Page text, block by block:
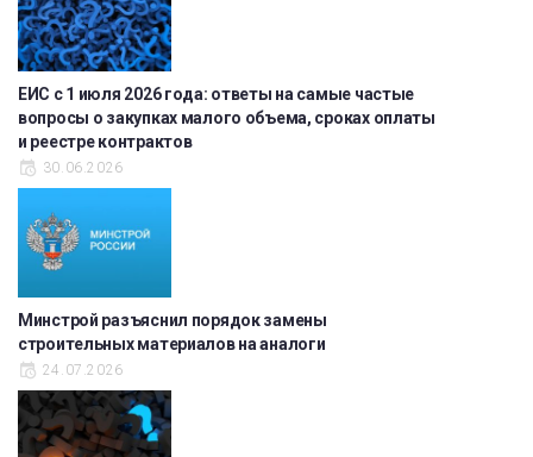
ЕИС с 1 июля 2026 года: ответы на самые частые
вопросы о закупках малого объема, сроках оплаты
и реестре контрактов
30.06.2026
Минстрой разъяснил порядок замены
строительных материалов на аналоги
24.07.2026